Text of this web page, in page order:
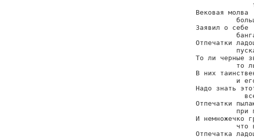
Вековая молва
Заявил о себе
Отпечатки
То ли черные
то
В них
и
Надо знать
Отпечатки
при
И немножечко
что
Отпечатка